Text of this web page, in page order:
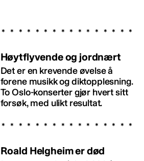
Høytflyvende og jordnært
Det er en krevende øvelse å
forene musikk og diktopplesning.
To Oslo-konserter gjør hvert sitt
forsøk, med ulikt resultat.
Roald Helgheim er død